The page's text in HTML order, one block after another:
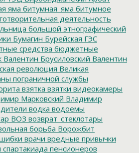
яма битумная_яма битумное
деятельность
большой этнографический
Бумагин Бурейская ГЭС
средства бюджетные
Валентин Брусиловский Валентин
революция Великая
пограничной службы
взятка взятки видеокамеры
Марковский Владимир
водка водоемы
ВОЗ возврат_стеклотары
борьба Ворожбит
врачи вредные привычки
спартакиада пенсионеров